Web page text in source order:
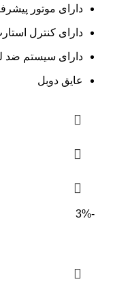
دارای موتور
دارای کنترل
دارای سیستم
عایق دوبل
-3%